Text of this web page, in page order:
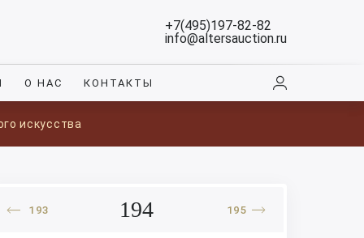
+7(495)197-82-82
info@altersauction.ru
О НАС КОНТАКТЫ
искусства
193 194 195